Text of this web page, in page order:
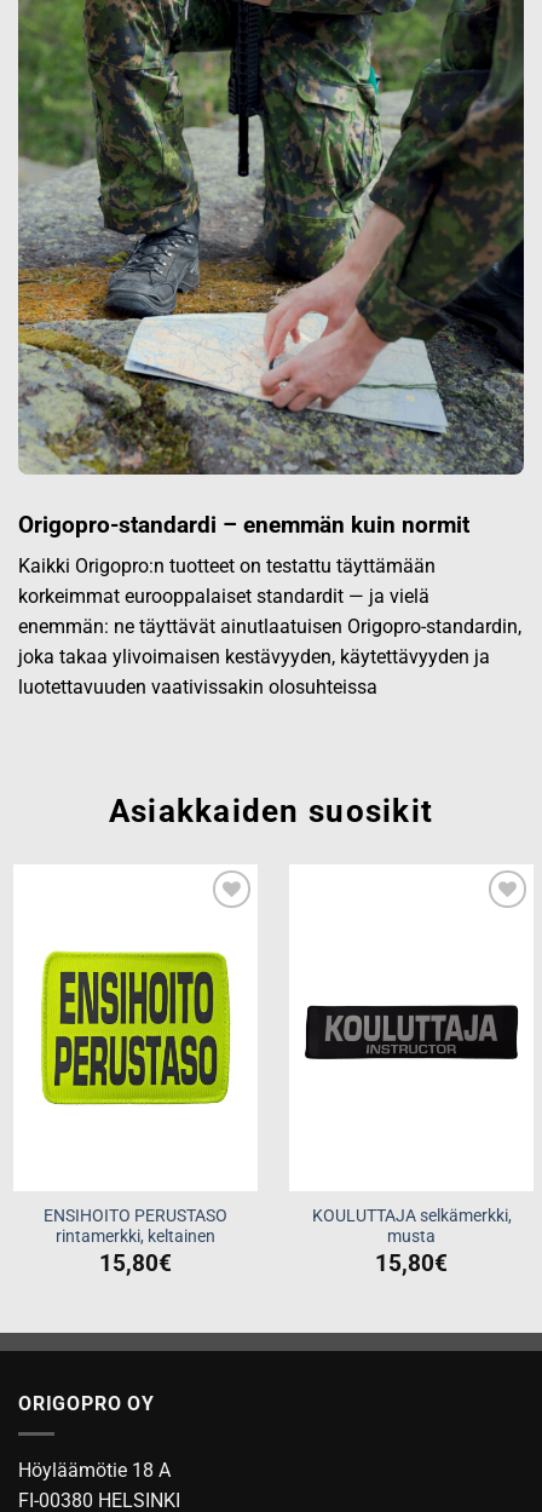
Origopro-standardi – enemmän kuin normit
Kaikki Origopro:n tuotteet on testattu täyttämään
korkeimmat eurooppalaiset standardit — ja vielä
enemmän: ne täyttävät ainutlaatuisen Origopro-standardin,
joka takaa ylivoimaisen kestävyyden, käytettävyyden ja
luotettavuuden vaativissakin olosuhteissa
Asiakkaiden suosikit
ENSIHOITO PERUSTASO
rintamerkki, keltainen
15,80€
KOULUTTAJA selkämerkki,
musta
15,80€
ORIGOPRO OY
Höyläämötie 18 A
FI-00380 HELSINKI